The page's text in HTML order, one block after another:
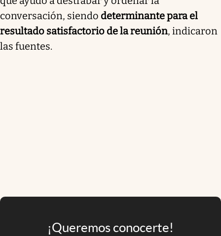
conversación, siendo determinante para el
resultado satisfactorio de la reunión, indicaron
las fuentes.
¡Queremos conocerte!